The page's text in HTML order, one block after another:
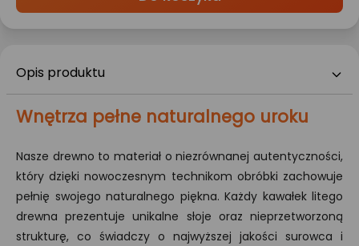
Opis produktu
Wnętrza pełne naturalnego uroku
Nasze drewno to materiał o niezrównanej autentyczności,
który dzięki nowoczesnym technikom obróbki zachowuje
pełnię swojego naturalnego piękna. Każdy kawałek litego
drewna prezentuje unikalne słoje oraz nieprzetworzoną
strukturę, co świadczy o najwyższej jakości surowca i